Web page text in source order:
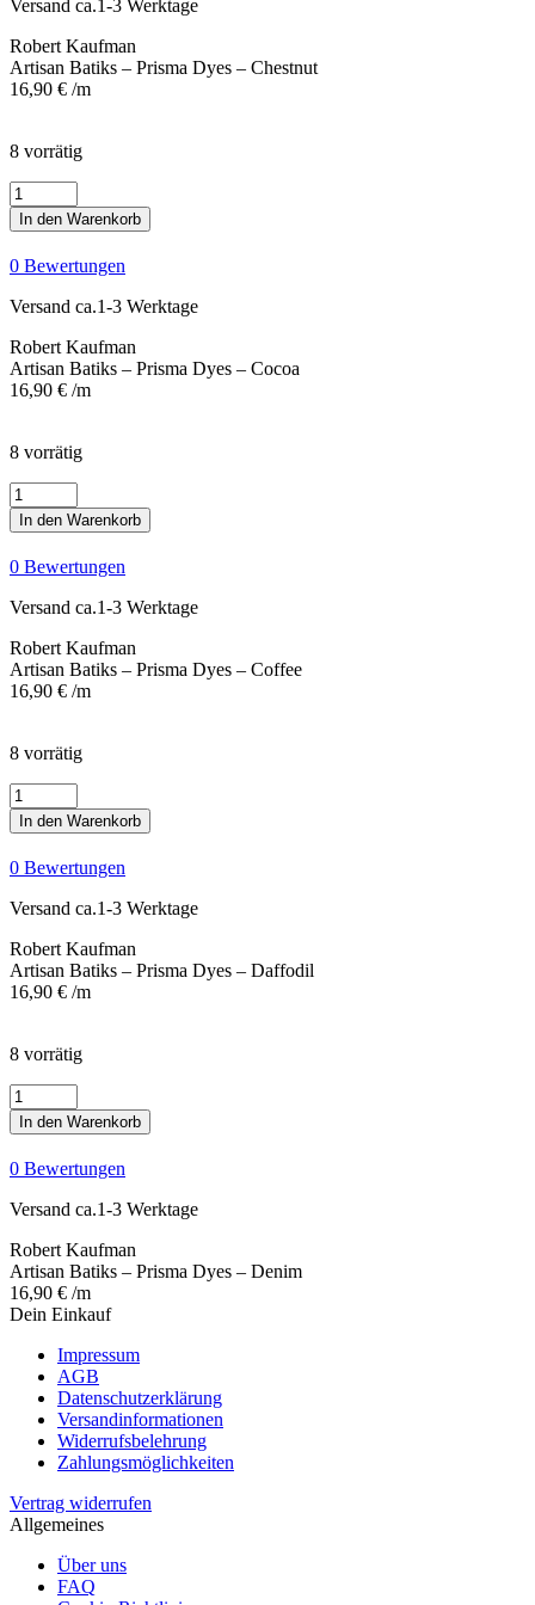
Chestnut
Menge
Versand ca.1-3 Werktage
Robert Kaufman
Artisan Batiks – Prisma Dyes – Chestnut
16,90 € /m
8 vorrätig
Artisan
Batiks
-
Prisma
Dyes
-
Cocoa
Menge
In den Warenkorb
0 Bewertungen
Versand ca.1-3 Werktage
Robert Kaufman
Artisan Batiks – Prisma Dyes – Cocoa
16,90 € /m
8 vorrätig
Artisan
Batiks
-
Prisma
Dyes
-
Coffee
Menge
In den Warenkorb
0 Bewertungen
Versand ca.1-3 Werktage
Robert Kaufman
Artisan Batiks – Prisma Dyes – Coffee
16,90 € /m
8 vorrätig
Artisan
Batiks
-
Prisma
Dyes
-
Daffodil
Menge
In den Warenkorb
0 Bewertungen
Versand ca.1-3 Werktage
Robert Kaufman
Artisan Batiks – Prisma Dyes – Daffodil
16,90 € /m
8 vorrätig
Artisan
Batiks
-
Prisma
Dyes
-
Denim
Menge
In den Warenkorb
0 Bewertungen
Versand ca.1-3 Werktage
Robert Kaufman
Artisan Batiks – Prisma Dyes – Denim
16,90 € /m
Dein Einkauf
Impressum
AGB
Datenschutzerklärung
Versandinformationen
Widerrufsbelehrung
Zahlungsmöglichkeiten
Vertrag widerrufen
Allgemeines
Über uns
FAQ